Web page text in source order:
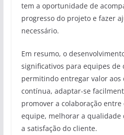
tem a oportunidade de
progresso do projeto e fazer
necessário.
Em resumo, o
significativos para equipes de
permitindo entregar valor aos
contínua, adaptar-se
promover a colaboração entre
equipe, melhorar a
a satisfação do cliente.